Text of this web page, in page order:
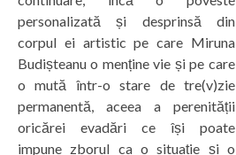
personalizată și desprinsă din
corpul ei artistic pe care Miruna
Budișteanu o menține vie și pe care
o mută într-o stare de tre(v)zie
permanentă, aceea a perenității
oricărei evadări ce își poate
impune zborul ca o situație și o